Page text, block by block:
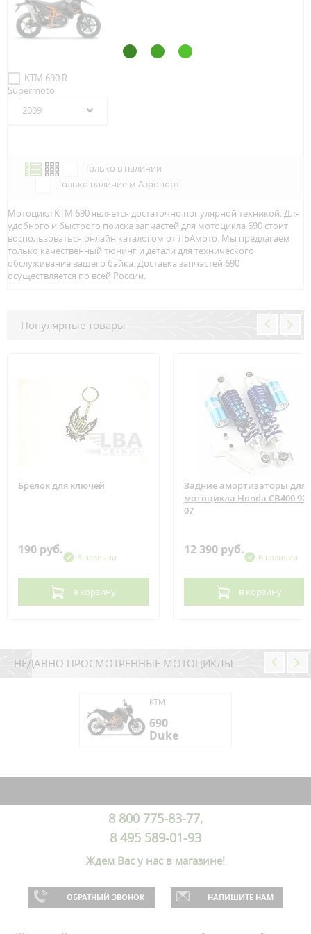
KTM 690 R
Supermoto
2009
Только в наличии
Только наличие м.Аэропорт
Мотоцикл KTM 690 является достаточно популярной техникой. Для
удобного и быстрого поиска запчастей для мотоцикла 690 стоит
воспользоваться онлайн каталогом от ЛБАмото. Мы предлагаем
только качественный тюнинг и детали для технического
обслуживание вашего байка. Доставка запчастей 690
осуществляется по всей Росcии.
Популярные товары
Брелок для ключей
190 руб.
В наличии
в корзину
Задние амортизаторы для
мотоцикла Honda CB400 92-
07
12 390 руб.
В наличии
в корзину
НЕДАВНО ПРОСМОТРЕННЫЕ МОТОЦИКЛЫ
KTM
690
Duke
8 800 775-83-77,
8 495 589-01-93
Ждем Вас у нас в магазине!
ОБРАТНЫЙ ЗВОНОК НАПИШИТЕ НАМ